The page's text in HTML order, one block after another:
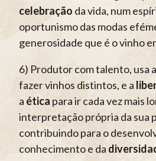
celebração da vida, num
oportunismo das modas
generosidade que é o vinho
6) Produtor com talento, usa a
fazer vinhos distintos, e a
a ética para ir cada vez mais
interpretação própria da sua
contribuindo para o
conhecimento e da